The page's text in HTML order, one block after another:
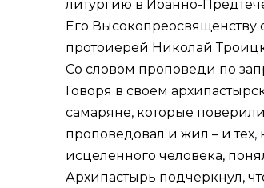
литургию в Иоанно-
Его
протоиерей Николай
Со словом проповеди по
Говоря в своем
самаряне, которые
проповедовал и жил – и
исцеленного человека,
Архипастырь подчеркнул,